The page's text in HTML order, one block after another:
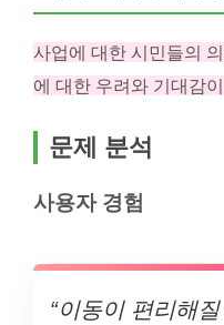
사업에 대한 시민들의
에 대한 우려와 기대감
문제 분석
사용자 경험
“이동이 편리해